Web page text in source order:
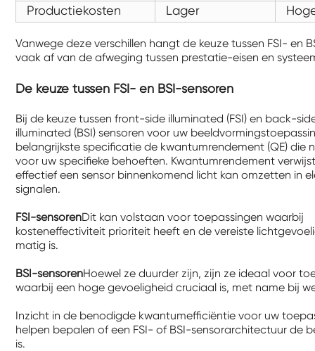
Productiekosten
Lager
Vanwege deze verschillen hangt de keuze tussen FSI- en
vaak af van de afweging tussen prestatie-eisen en
De keuze tussen FSI- en BSI-sensoren
Bij de keuze tussen front-side illuminated (FSI) en back-
illuminated (BSI) sensoren voor uw
belangrijkste specificatie de kwantumrendement (QE) die
voor uw specifieke behoeften. Kwantumrendement
effectief een sensor binnenkomend licht kan omzetten in
signalen.
FSI-sensorenDit kan volstaan ​​voor toepassingen waarbij
kosteneffectiviteit prioriteit heeft en de vereiste
matig is.
BSI-sensorenHoewel ze duurder zijn, zijn ze ideaal voor
waarbij een hoge gevoeligheid cruciaal is, met name bij
Inzicht in de benodigde kwantumefficiëntie voor uw
helpen bepalen of een FSI- of BSI-sensorarchitectuur de
is.